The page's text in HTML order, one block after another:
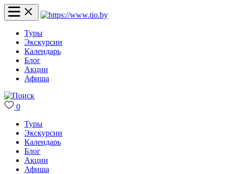
Туры
Экскурсии
Календарь
Блог
Акции
Афиша
0
Туры
Экскурсии
Календарь
Блог
Акции
Афиша